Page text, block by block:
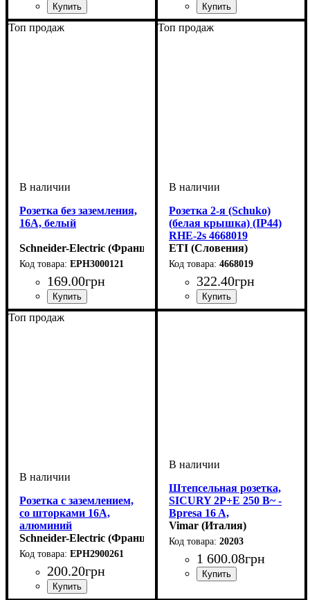
Тип электрофурнитуры:
Розетки
Серия: Asfora
Цвет: Белый Тип выключателя:
Импульсные выключатели
Тип электрофурнитуры:
Выключатели
Серия: LIFE
Цвет: Белый
Топ продаж
Розетка без заземления,
16A, белый
Schneider-Electric (Франция)
EPH3000121
169.00грн
Тип электрофурнитуры:
Розетки
Серия: Asfora
Цвет: Белый
Топ продаж
Розетка 2-я (Schuko)
(белая крышка) (IP44)
RHE-2s 4668019
ETI (Словения)
4668019
322.40грн
Тип электрофурнитуры:
Серия: Hermetics
Цвет: Белый
Топ продаж
Розетка с заземлением,
со шторками 16A,
алюминий
Schneider-Electric (Франция)
EPH2900261
200.20грн
Штепсельная розетка,
SICURY 2P+E 250 В~ -
Bpresa 16 A,
P17/11,итальянский
стандарт
Vimar (Италия)
20203
1 600.08грн